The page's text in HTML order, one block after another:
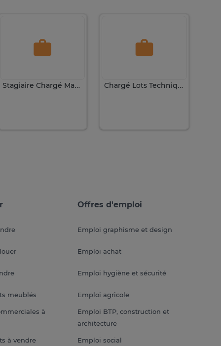
Stagiaire Chargé Marketing
Chargé Lots Techniques Junior
meublés
à
à vendre
Offres d'emploi
Emploi graphisme et design
Emploi achat
Emploi hygiène et sécurité
Emploi agricole
Emploi BTP, construction et
architecture
Emploi social